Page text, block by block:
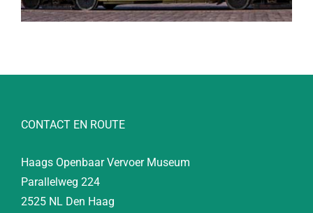
CONTACT EN ROUTE
Haags Openbaar Vervoer Museum
Parallelweg 224
2525 NL Den Haag